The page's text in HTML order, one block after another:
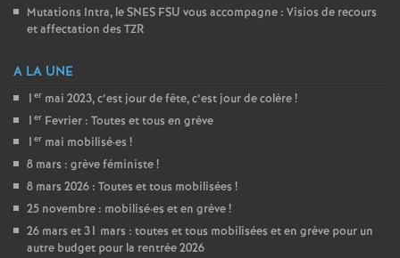
Mutations Intra, le SNES FSU vous accompagne : Visios de recours
et affectation des TZR
A LA UNE
1 er mai 2023, c’est jour de fête, c’est jour de colère!
1 er Fevrier : Toutes et tous en grève
1 er mai mobilisé·es !
8 mars : grève féministe!
8 mars 2026 : Toutes et tous mobilisées !
25 novembre : mobilisé·es et en grève!
26 mars et 31 mars : toutes et tous mobilisées et en grève pour un
autre budget pour la rentrée 2026